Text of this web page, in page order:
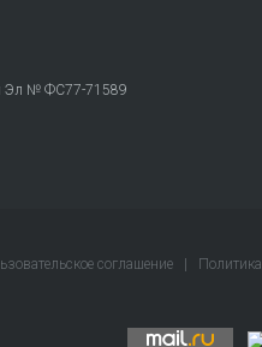
Эл № ФС77-71589
соглашение